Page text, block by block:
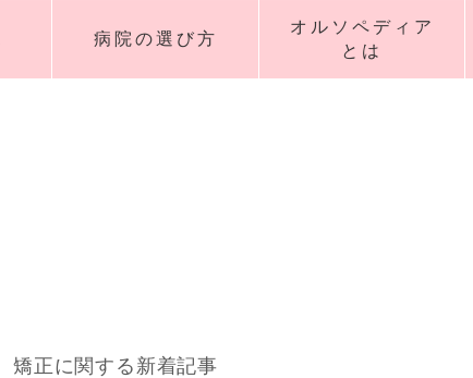
病院の選び方
オルソペディア
とは
矯正に関する新着記事